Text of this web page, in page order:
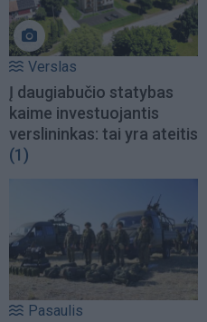
Verslas
Į daugiabučio statybas
kaime investuojantis
verslininkas: tai yra ateitis
(1)
Pasaulis